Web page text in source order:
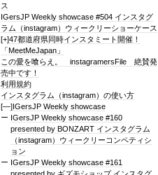
ス
IGersJP Weekly showcase #504 インスタグ
ラム（instagram）ウィークリーショーケース
[+]47都道府県同時インスタミート開催！
「MeetMeJapan」
この愛を喰らえ。 instagramersFile 絶賛発
売中です！
利用規約
インスタグラム（instagram）の使い方
[—]IGersJP Weekly showcase
IGersJP Weekly showcase #160
presented by BONZART インスタグラム
（instagram）ウィークリーコンペティシ
ョン
IGersJP Weekly showcase #161